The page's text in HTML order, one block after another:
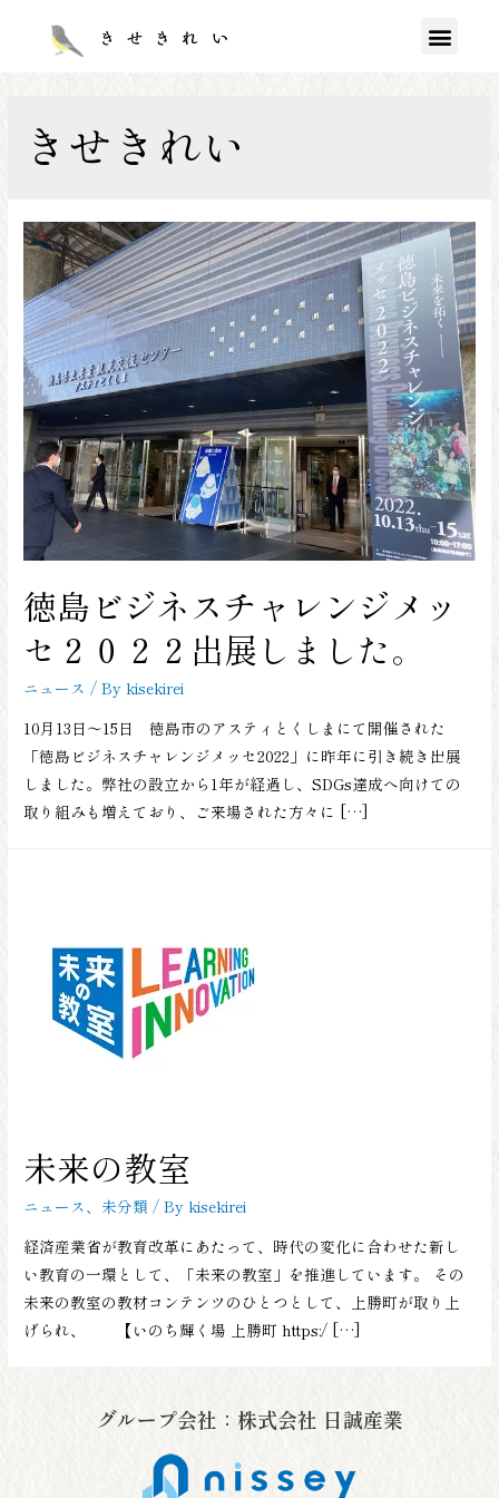
きせきれい
徳島ビジネスチャレンジメッ
セ２０２２出展しました。
ニュース / Bykisekirei
10月13日～15日 徳島市のアスティとくしまにて開催された
「徳島ビジネスチャレンジメッセ2022」に昨年に引き続き出展
しました。弊社の設立から1年が経過し、SDGs達成へ向けての
取り組みも増えており、ご来場された方々に […]
未来の教室
ニュース、 未分類 / Bykisekirei
経済産業省が教育改革にあたって、時代の変化に合わせた新し
い教育の一環として、「未来の教室」を推進しています。 その
未来の教室の教材コンテンツのひとつとして、上勝町が取り上
げられ、 【いのち輝く場 上勝町 https:/ […]
グループ会社：株式会社 日誠産業